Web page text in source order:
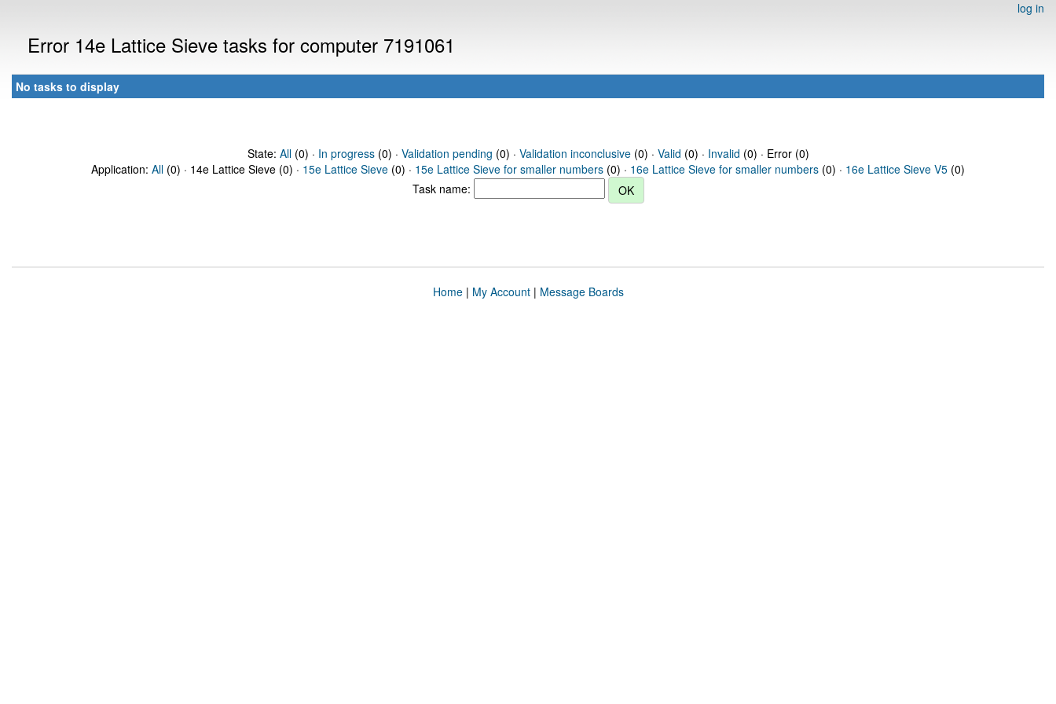
log in
Error 14e Lattice Sieve tasks for computer 7191061
No tasks to display
State: All(0) · In progress(0) · Validation pending (0) · Validation inconclusive(0) · Valid (0) · Invalid (0) · Error (0)
Application: All (0) · 14e Lattice Sieve (0) · 15e Lattice Sieve (0) · 15e Lattice Sieve for smaller numbers (0) · 16e Lattice Sieve for smaller numbers (0) · 16e Lattice Sieve V5 (0)
Task name:
Home| My Account| Message Boards